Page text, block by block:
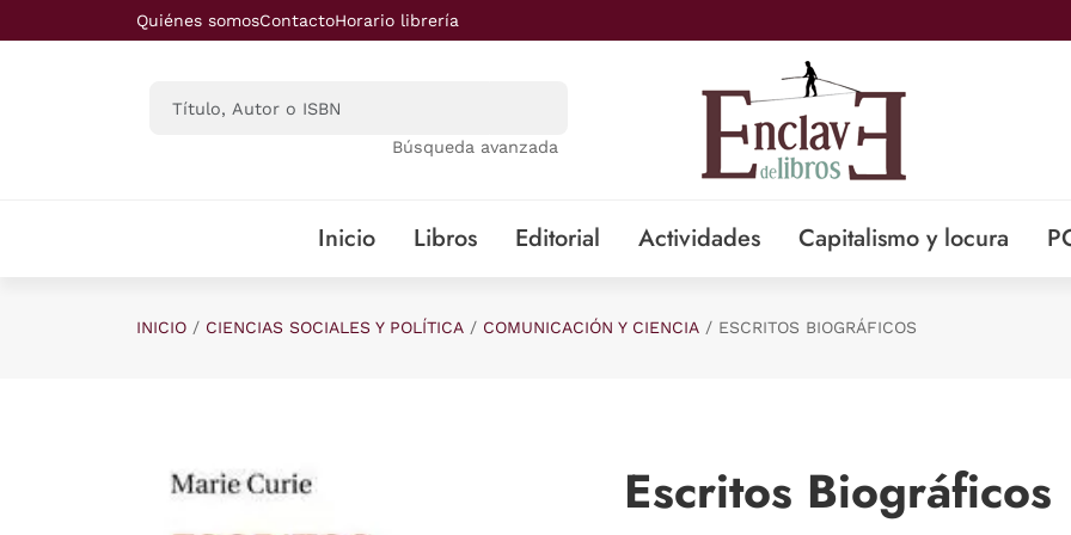
Saltar al contenido principal
Quiénes somosContactoHorario librería
Búsqueda avanzada
Inicio Libros Editorial Actividades Capitalismo y locura
INICIO CIENCIAS SOCIALES Y POLÍTICA COMUNICACIÓN Y CIENCIA ESCRITOS BIOGRÁFICOS
Escritos Biográficos